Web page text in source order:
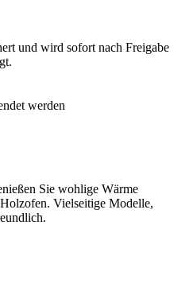
und wird sofort nach Freigabe
werden
Sie wohlige Wärme
Vielseitige Modelle,